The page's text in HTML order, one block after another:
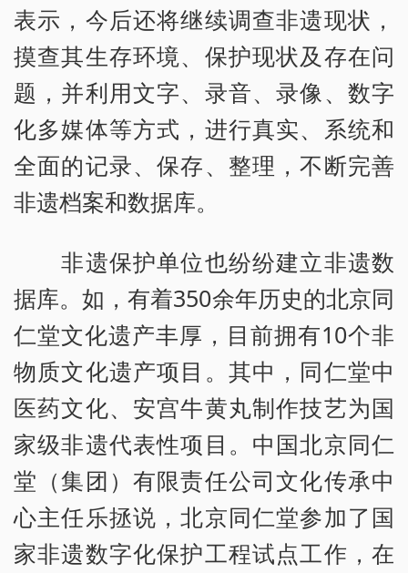
表示，今后还将继续调查非遗现状，
摸查其生存环境、保护现状及存在问
题，并利用文字、录音、录像、数字
化多媒体等方式，进行真实、系统和
全面的记录、保存、整理，不断完善
非遗档案和数据库。
非遗保护单位也纷纷建立非遗数
据库。如，有着350余年历史的北京同
仁堂文化遗产丰厚，目前拥有10个非
物质文化遗产项目。其中，同仁堂中
医药文化、安宫牛黄丸制作技艺为国
家级非遗代表性项目。中国北京同仁
堂（集团）有限责任公司文化传承中
心主任乐拯说，北京同仁堂参加了国
家非遗数字化保护工程试点工作，在